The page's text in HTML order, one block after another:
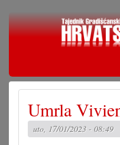
Skoči
Umrla
uto, 17/01/2023 - 08:49